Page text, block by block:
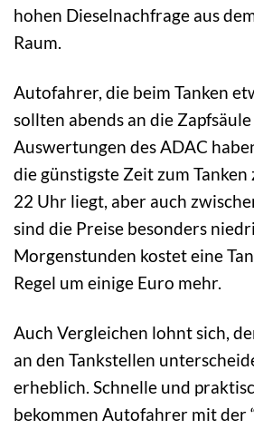
hohen Dieselnachfrage aus
Raum.
Autofahrer, die beim Tanken
sollten abends an die Zapfsäule
Auswertungen des ADAC
die günstigste Zeit zum
22 Uhr liegt, aber auch
sind die Preise besonders
Morgenstunden kostet eine
Regel um einige Euro mehr.
Auch Vergleichen lohnt sich,
an den Tankstellen
erheblich. Schnelle und
bekommen Autofahrer mit der